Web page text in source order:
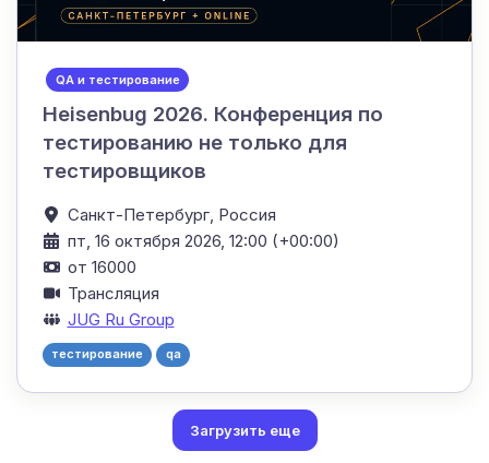
QA и тестирование
Heisenbug 2026. Конференция по
тестированию не только для
тестировщиков
Санкт-Петербург, Россия
пт, 16 октября 2026, 12:00 (+00:00)
от 16000
Трансляция
JUG Ru Group
тестирование qa
Загрузить еще